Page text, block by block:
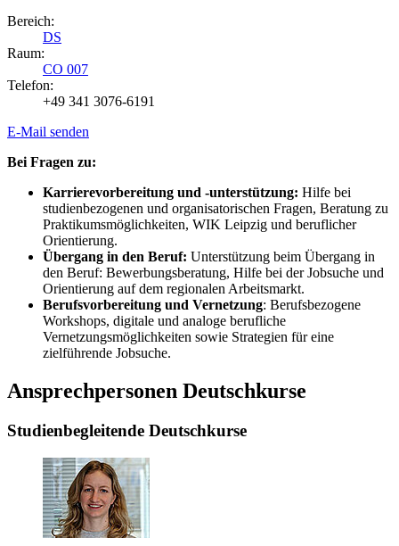
Bereich:
DS
Raum:
CO 007
Telefon:
+49 341 3076-6191
E-Mail senden
Bei Fragen zu:
Karrierevorbereitung und -unterstützung: Hilfe bei
studienbezogenen und organisatorischen Fragen, Beratung zu
Praktikumsmöglichkeiten, WIK Leipzig und beruflicher
Orientierung.
Übergang in den Beruf: Unterstützung beim Übergang in
den Beruf: Bewerbungsberatung, Hilfe bei der Jobsuche und
Orientierung auf dem regionalen Arbeitsmarkt.
Berufsvorbereitung und Vernetzung: Berufsbezogene
Workshops, digitale und analoge berufliche
Vernetzungsmöglichkeiten sowie Strategien für eine
zielführende Jobsuche.
Ansprechpersonen Deutschkurse
Studienbegleitende Deutschkurse